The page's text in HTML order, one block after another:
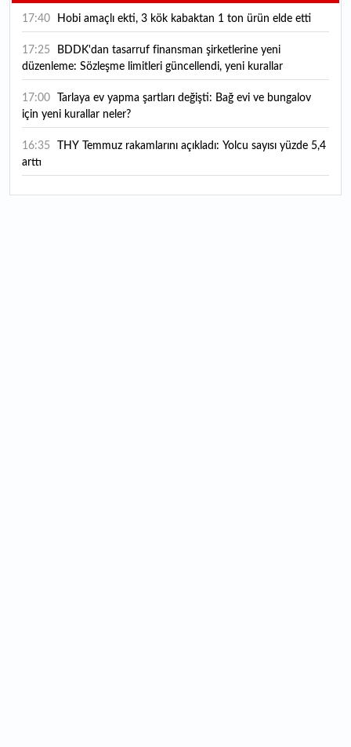
17:40 Hobi amaçlı ekti, 3 kök kabaktan 1 ton ürün elde etti
17:25
düzenleme: Sözleşme limitleri güncellendi, yeni kurallar
yürürlüğe girdi
17:00
için yeni kurallar neler?
16:35
arttı
16:27 Piyasaların beklediği veri geldi: ABD tarım dışı istihdam